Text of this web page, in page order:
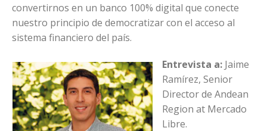
convertirnos en un banco 100% digital que conecte
nuestro principio de democratizar con el acceso al
sistema financiero del país.
Entrevista a: Jaime
Ramírez, Senior
Director de Andean
Region at Mercado
Libre.